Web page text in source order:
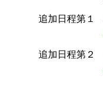
追加日程第１
追加日程第２